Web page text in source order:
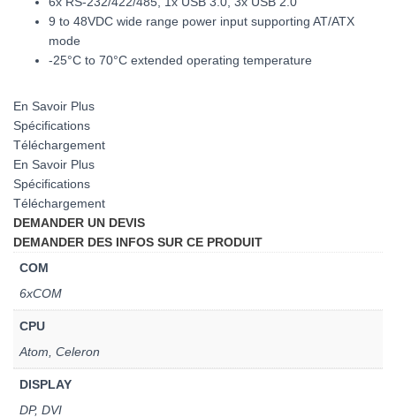
9 to 48VDC wide range power input supporting AT/ATX
mode
-25°C to 70°C extended operating temperature
En Savoir Plus
Spécifications
Téléchargement
En Savoir Plus
Spécifications
Téléchargement
DEMANDER UN DEVIS
DEMANDER DES INFOS SUR CE PRODUIT
COM
6xCOM
CPU
Atom, Celeron
DISPLAY
DP, DVI